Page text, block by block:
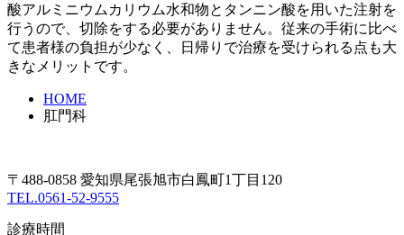
酸アルミニウムカリウム水和物とタンニン酸を用いた注射を
行うので、切除をする必要がありません。従来の手術に比べ
て患者様の負担が少なく、日帰りで治療を受けられる点も大
きなメリットです。
HOME
肛門科
〒488-0858 愛知県尾張旭市白鳳町1丁目120
TEL.0561-52-9555
診療時間